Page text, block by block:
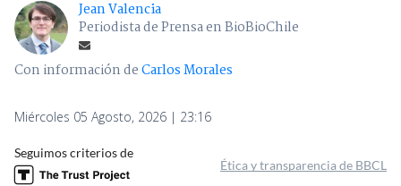
Jean Valencia
Periodista de Prensa en BioBioChile
Con información deCarlos Morales
Miércoles 05 Agosto, 2026 | 23:16
Seguimos criterios de
Ética y transparencia de BBCL